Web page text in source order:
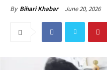
By Bihari Khabar June 20, 2026